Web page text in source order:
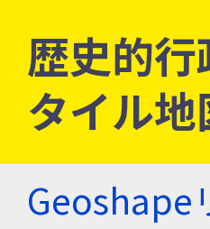
歴史的
タイル
Geoshape